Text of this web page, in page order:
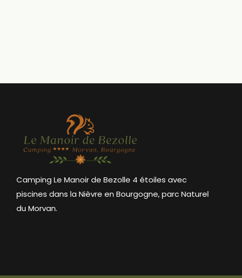
Camping Le Manoir de Bezolle 4 étoiles avec
piscines dans la Nièvre en Bourgogne, parc Naturel
du Morvan.